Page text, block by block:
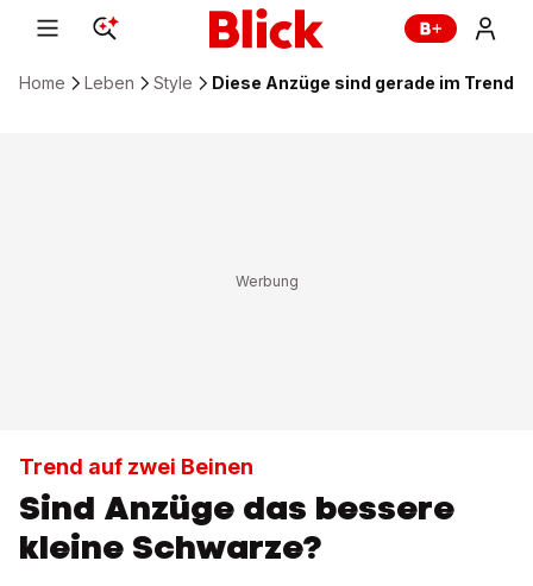
Home Leben Style Diese Anzüge sind gerade im Trend
Trend auf zwei Beinen
Sind Anzüge das bessere
kleine Schwarze?